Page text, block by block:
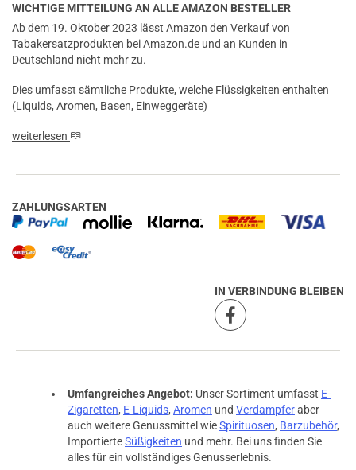
WICHTIGE MITTEILUNG AN ALLE AMAZON BESTELLER
Ab dem 19. Oktober 2023 lässt Amazon den Verkauf von
Tabakersatzprodukten bei Amazon.de und an Kunden in
Deutschland nicht mehr zu.
Dies umfasst sämtliche Produkte, welche Flüssigkeiten enthalten
(Liquids, Aromen, Basen, Einweggeräte)
weiterlesen
ZAHLUNGSARTEN
IN VERBINDUNG BLEIBEN
Umfangreiches Angebot: Unser Sortiment umfasst E-
Zigaretten, E-Liquids, Aromen und Verdampferaber
auch weitere Genussmittel wieSpirituosen, Barzubehör,
ImportierteSüßigkeiten und mehr. Bei uns finden Sie
alles für ein vollständiges Genusserlebnis.